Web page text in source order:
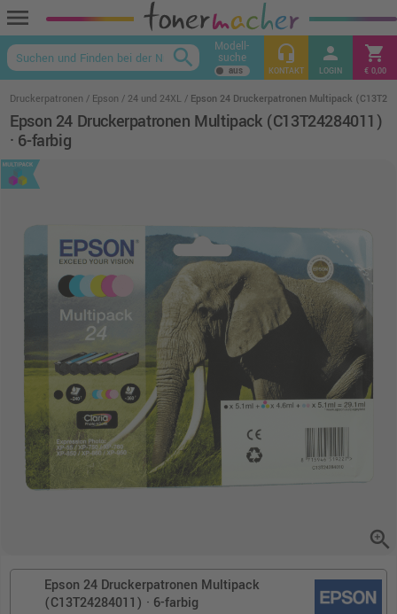
menu
keyboard_arrow_up
search Modell-
suche headset_mic
KONTAKT
person
LOGIN
shopping_cart
€ 0,00
Druckerpatronen Epson 24 und 24XL Epson 24 Druckerpatronen Multipack
Epson 24 Druckerpatronen Multipack (C13T24284011)
· 6-farbig
zoom_in
Epson 24 Druckerpatronen Multipack
(C13T24284011) · 6-farbig